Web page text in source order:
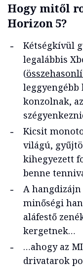
Hogy mitől
Horizon 5?
Kétségkívül
legalábbis
(
konzolnak,
Kicsit
világú,
kihegyezett
benne
A hangdizájn
minőségi
aláfestő
kergetnek…
…ahogy az
drivatarok